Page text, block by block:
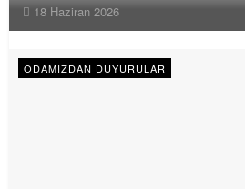
18 Haziran 2026
ODAMIZDAN DUYURULAR